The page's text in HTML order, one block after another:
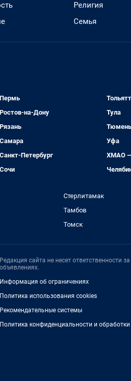
Религия
Семья
Пермь
Ростов-на-Дону
Рязань
Самара
Санкт-Петербург
Сочи
Тула
Тюмень
Уфа
ХМАО
Стерлитамак
Тамбов
Томск
Редакция сайта не несет ответственности
объявлениях.
Информация об ограничениях
Политика использования cookies
Рекомендательные системы
Политика конфиденциальности и